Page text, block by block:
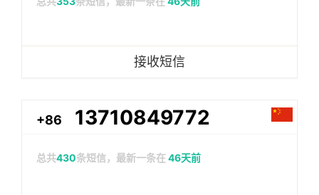
接收短信
+86 13710849772
总共430条短信，最新一条在46天前